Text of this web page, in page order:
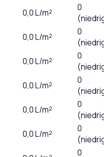
0,0L/m²
0
0,0L/m²
0
0,0L/m²
0
0,0L/m²
0
0,0L/m²
0
0,0L/m²
0
0